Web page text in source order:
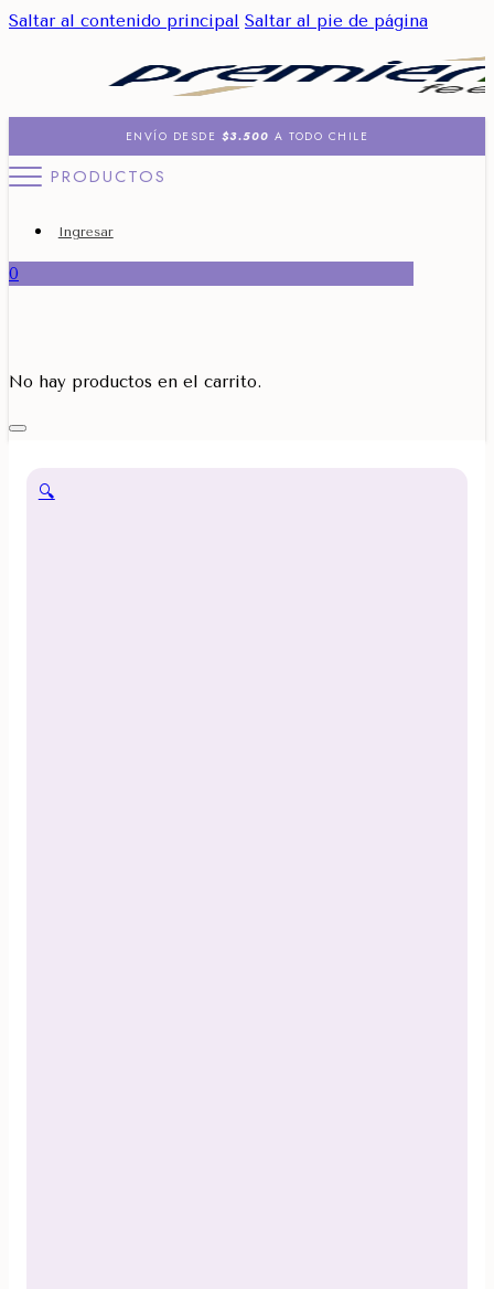
Saltar al contenido principal Saltar al pie de página
ENVÍO DESDE $3.500 A TODO CHILE
PRODUCTOS
Ingresar
0
No hay productos en el carrito.
🔍